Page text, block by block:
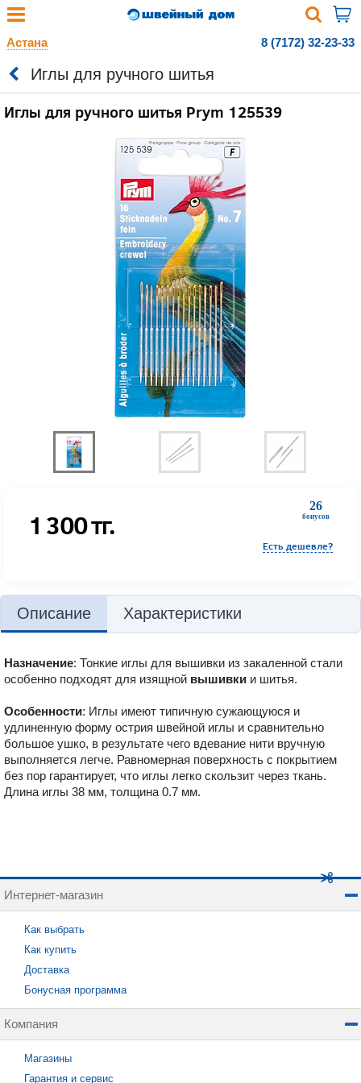
Астана 8 (7172) 32-23-33
Иглы для ручного шитья
Иглы для ручного шитья Prym 125539
26
бонусов
1 300тг.
Есть дешевле?
Описание Характеристики
Назначение: Тонкие иглы для вышивки из закаленной стали
особенно подходят для изящной вышивки и шитья.
Особенности: Иглы имеют типичную сужающуюся и
удлиненную форму острия швейной иглы и сравнительно
большое ушко, в результате чего вдевание нити вручную
выполняется легче. Равномерная поверхность с покрытием
без пор гарантирует, что иглы легко скользит через ткань.
Длина иглы 38 мм, толщина 0.7 мм.
Интернет-магазин
Как выбрать
Как купить
Доставка
Бонусная программа
Компания
Магазины
Гарантия и сервис